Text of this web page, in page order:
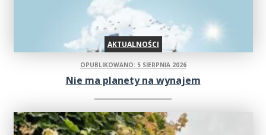
AKTUALNOŚCI
OPUBLIKOWANO: 5 SIERPNIA 2026
Nie ma planety na wynajem